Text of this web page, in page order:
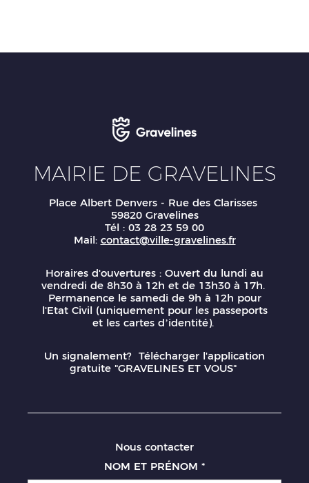
MAIRIE DE GRAVELINES
Place Albert Denvers - Rue des Clarisses
59820 Gravelines
Tél : 03 28 23 59 00
Mail: contact@ville-gravelines.fr
Horaires d'ouvertures : Ouvert du lundi au
vendredi de 8h30 à 12h et de 13h30 à 17h.
Permanence le samedi de 9h à 12h pour
l'Etat Civil (uniquement pour les passeports
et les cartes d’identité).
Un signalement? Télécharger l'application
gratuite "GRAVELINES ET VOUS"
Nous contacter
NOM ET PRÉNOM *